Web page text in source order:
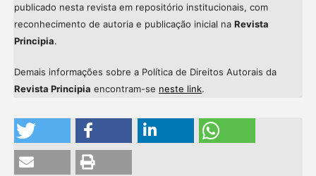
publicado nesta revista em repositório institucionais, com
reconhecimento de autoria e publicação inicial na Revista
Principia.
Demais informações sobre a Política de Direitos Autorais da
Revista Principia encontram-se neste link.